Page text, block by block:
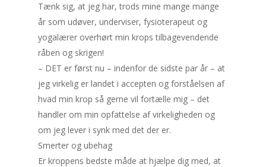
Tænk sig, at jeg har, trods mine mange mange
år som udøver, underviser, fysioterapeut og
yogalærer overhørt min krops tilbagevendende
råben og skrigen!
– DET er først nu – indenfor de sidste par år – at
jeg virkelig er landet i accepten og forståelsen af
hvad min krop så gerne vil fortælle mig – det
handler om min opfattelse af virkeligheden og
om jeg lever i synk med det der er.
Smerter og ubehag
Er kroppens bedste måde at hjælpe dig med, at